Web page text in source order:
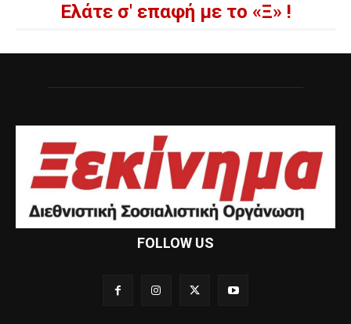
Ελάτε σ' επαφή με το «Ξ» !
FOLLOW US